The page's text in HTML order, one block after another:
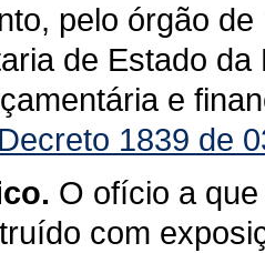
pelo órgão
de Estado
e
1839 de
O ofício a
com